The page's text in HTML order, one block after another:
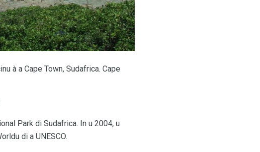
à a Cape Town, Sudafrica. Cape
Park di Sudafrica. In u 2004, u
di a UNESCO.